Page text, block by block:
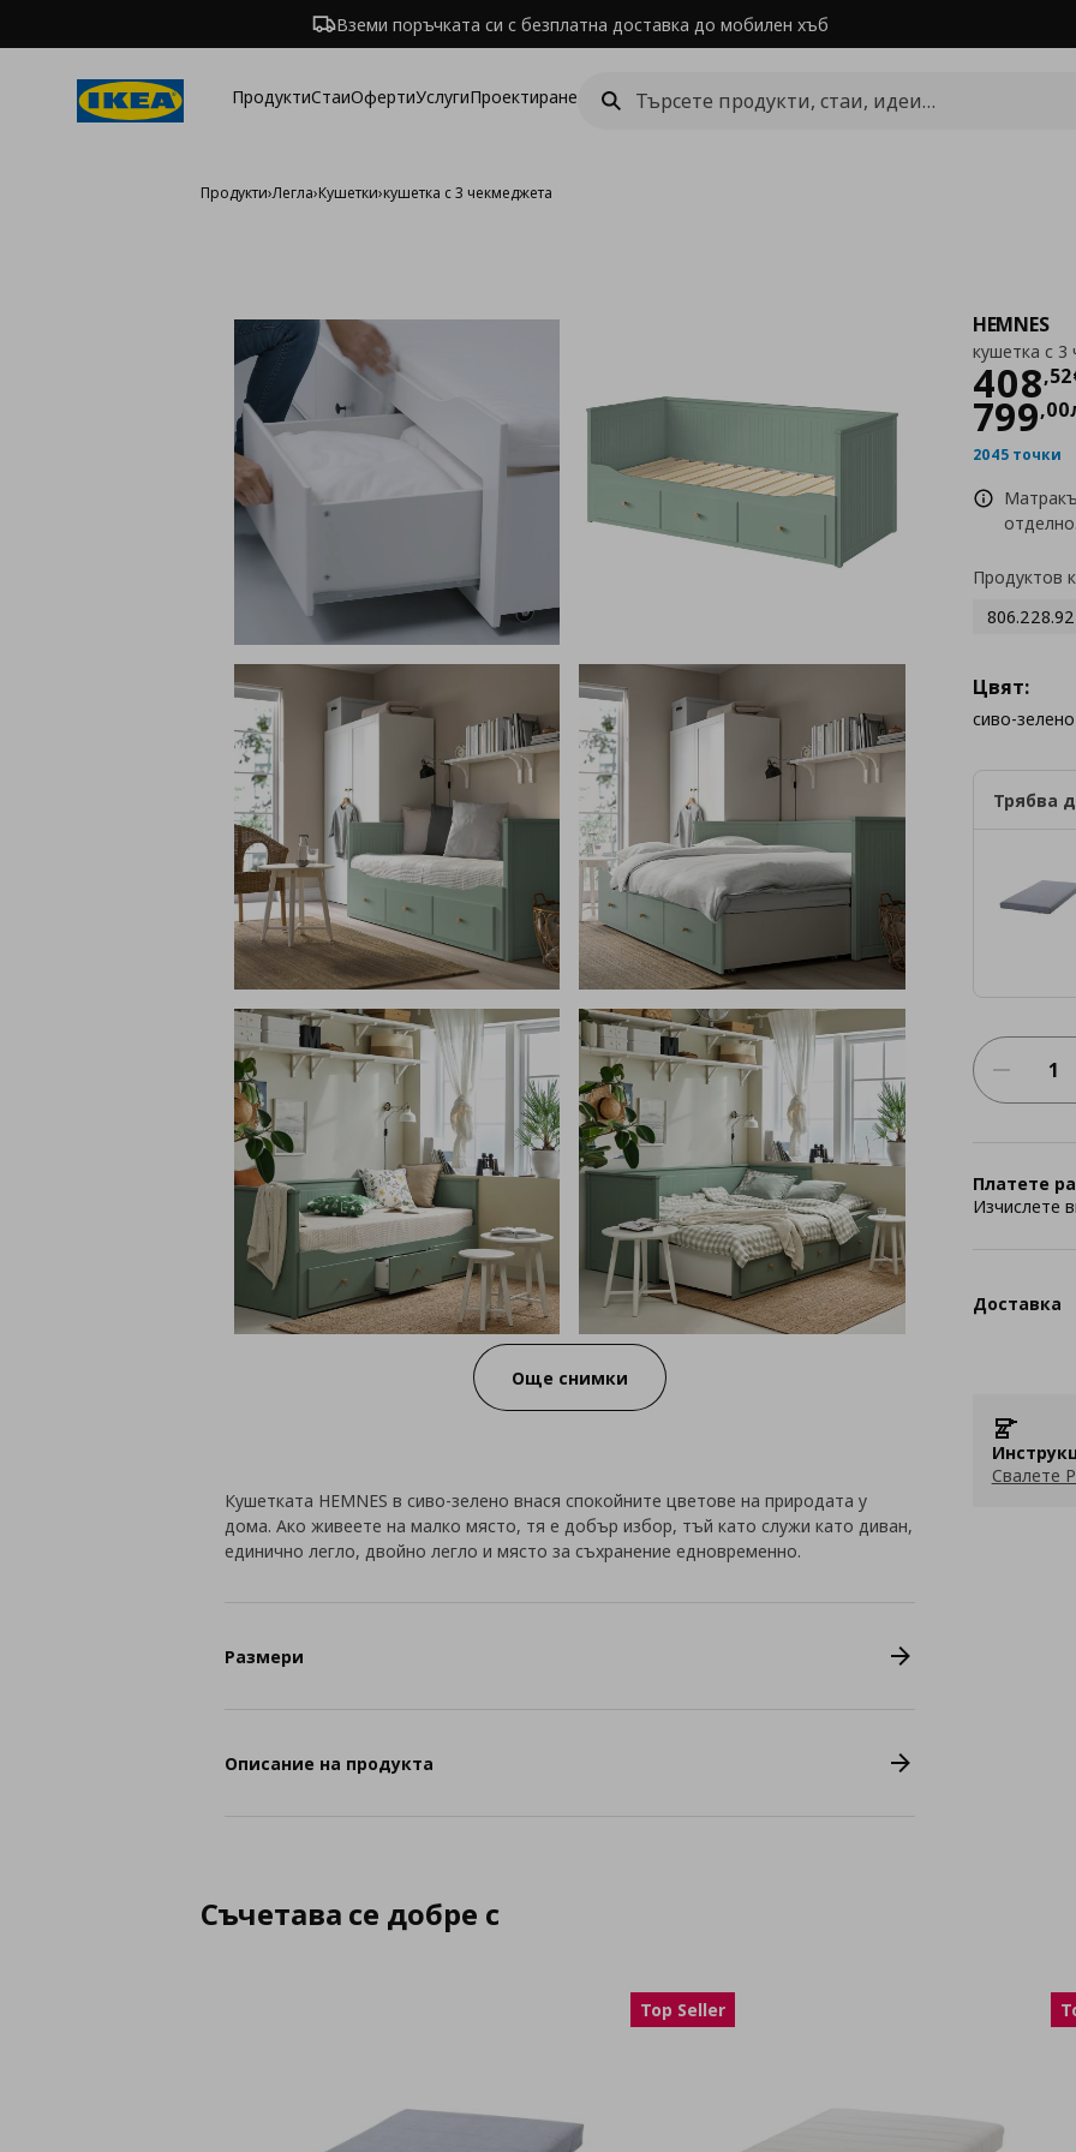
Вземи поръчката си с безплатна доставка до мобилен хъб
ПродуктиСтаиОфертиУслугиПроектиране
Продукти›Легла›Кушетки›кушетка с 3 чекмеджета
Още снимки
HEMNES
кушетка с
408,52
799,00
2045 точки
отделно.
Продуктов
806.228.92
Цвят:
сиво-зелено
Трябва
Платете
Изчислете
Доставка
Свалете
Кушетката HEMNES в сиво-зелено внася спокойните цветове на природата у
дома. Ако живеете на малко място, тя е добър избор, тъй като служи като диван,
единично легло, двойно легло и място за съхранение едновременно.
Размери
Описание на продукта
Съчетава се добре с
Top Seller